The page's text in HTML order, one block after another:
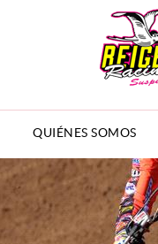
QUIÉNES SOMOS